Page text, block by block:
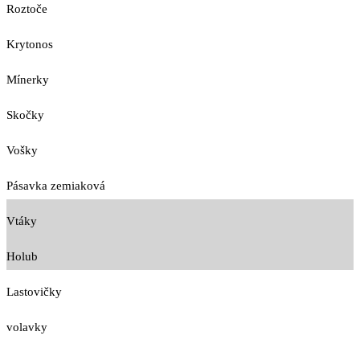
Roztoče
Krytonos
Mínerky
Skočky
Vošky
Pásavka zemiaková
Vtáky
Holub
Lastovičky
volavky